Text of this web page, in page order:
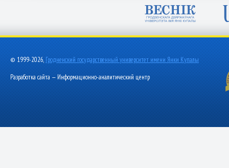
© 1999-2026, Гродненский государственный университет имени Янки Купалы
Разработка сайта — Информационно-аналитический центр